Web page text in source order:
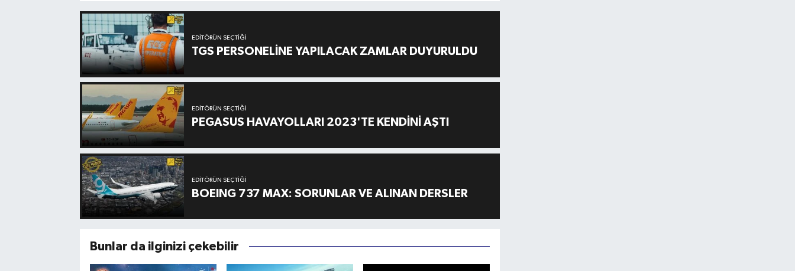
EDITÖRÜN SEÇTIĞI
TGS PERSONELİNE YAPILACAK ZAMLAR DUYURULDU
EDITÖRÜN SEÇTIĞI
PEGASUS HAVAYOLLARI 2023'TE KENDİNİ AŞTI
EDITÖRÜN SEÇTIĞI
BOEING 737 MAX: SORUNLAR VE ALINAN DERSLER
Bunlar da ilginizi çekebilir